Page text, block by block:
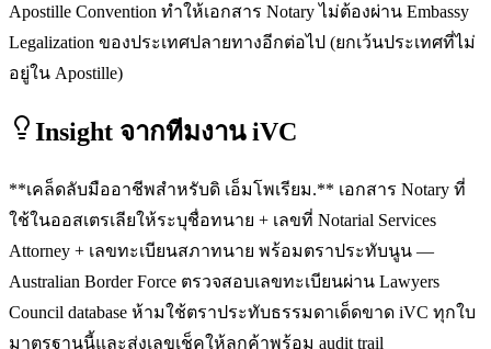
Apostille Convention ทำให้เอกสาร Notary ไม่ต้องผ่าน Embassy
Legalization ของประเทศปลายทางอีกต่อไป (ยกเว้นประเทศที่ไม่
อยู่ใน Apostille)
Insight จากทีมงาน iVC
**เคล็ดลับมืออาชีพสำหรับดิ เอ็มโพเรียม.** เอกสาร Notary ที่
ใช้ในออสเตรเลียให้ระบุชื่อทนาย + เลขที่ Notarial Services
Attorney + เลขทะเบียนสภาทนาย พร้อมตราประทับนูน —
Australian Border Force ตรวจสอบเลขทะเบียนผ่าน Lawyers
Council database ห้ามใช้ตราประทับธรรมดาเด็ดขาด iVC ทุกใบ
มาตรฐานนี้และส่งเลขเช็คให้ลูกค้าพร้อม audit trail